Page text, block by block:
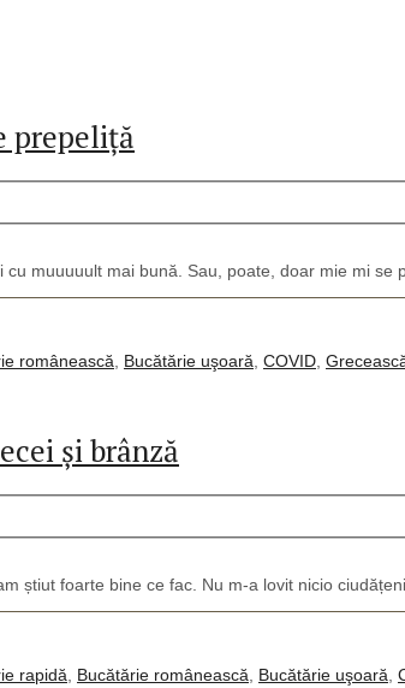
prepeliță
muuuuult mai bună. Sau, poate, doar mie mi se
românească Bucătărie uşoară COVID
și brânză
foarte bine ce fac. Nu m-a lovit nicio
rapidă Bucătărie românească Bucătărie uşoară